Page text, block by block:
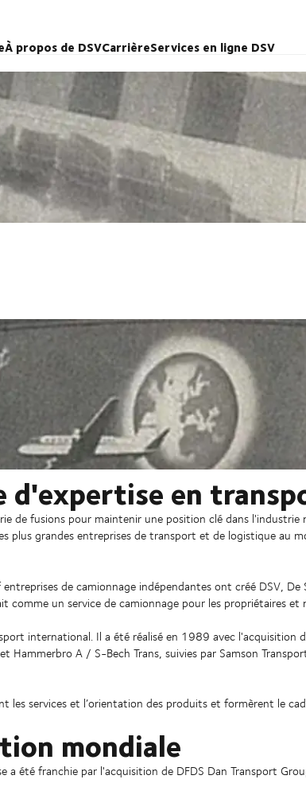
À propos de DSVCarrièreServices en ligne DSV
d'expertise en
de fusions pour maintenir une position clé dans l'industrie
plus grandes entreprises de transport et de logistique au
de camionnage indépendantes ont créé DSV, De
un service de camionnage pour les propriétaires et
international. Il a été réalisé en 1989 avec l'acquisition
A / S-Bech Trans, suivies par Samson
les services et l’orientation des produits et formèrent le
mondiale
été franchie par l'acquisition de DFDS Dan Transport